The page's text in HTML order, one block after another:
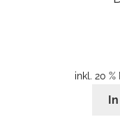
inkl. 20 %